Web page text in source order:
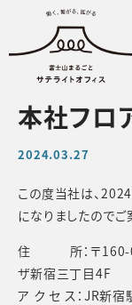
本社フロ
2024.03.27
この度当社は、
になりましたのでご
住 所：〒160-
ザ新宿三丁目4F
ア ク セ ス：JR新